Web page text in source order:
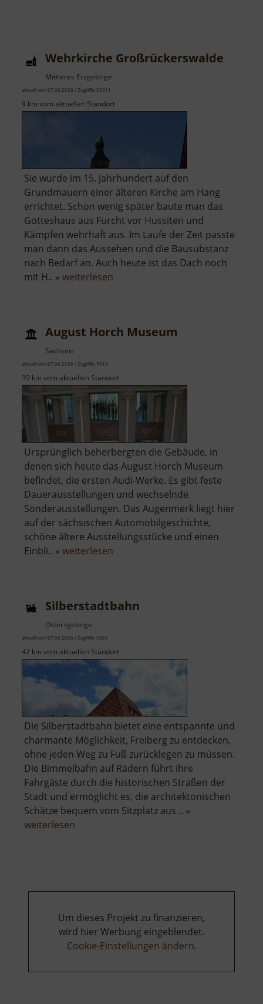
Wehrkirche Großrückerswalde
Mittleres Erzgebirge
aktuell vom 07.06.2026 / Zugriffe: 29311
9 km vom aktuellen Standort
Sie wurde im 15. Jahrhundert auf den
Grundmauern einer älteren Kirche am Hang
errichtet. Schon wenig später baute man das
Gotteshaus aus Furcht vor Hussiten und
Kämpfen wehrhaft aus. Im Laufe der Zeit passte
man dann das Aussehen und die Bausubstanz
nach Bedarf an. Auch heute ist das Dach noch
mit H.. » weiterlesen
August Horch Museum
Sachsen
aktuell vom 07.06.2026 / Zugriffe: 7619
39 km vom aktuellen Standort
Ursprünglich beherbergten die Gebäude, in
denen sich heute das August Horch Museum
befindet, die ersten Audi-Werke. Es gibt feste
Dauerausstellungen und wechselnde
Sonderausstellungen. Das Augenmerk liegt hier
auf der sächsischen Automobilgeschichte,
schöne ältere Ausstellungsstücke und einen
Einbli.. » weiterlesen
Silberstadtbahn
Osterzgebirge
aktuell vom 07.06.2026 / Zugriffe: 3381
42 km vom aktuellen Standort
Die Silberstadtbahn bietet eine entspannte und
charmante Möglichkeit, Freiberg zu entdecken,
ohne jeden Weg zu Fuß zurücklegen zu müssen.
Die Bimmelbahn auf Rädern führt ihre
Fahrgäste durch die historischen Straßen der
Stadt und ermöglicht es, die architektonischen
Schätze bequem vom Sitzplatz aus .. »
weiterlesen
Um dieses Projekt zu finanzieren,
wird hier Werbung eingeblendet.
Cookie-Einstellungen ändern.